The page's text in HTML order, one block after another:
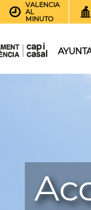
VALENCIA
AL
MINUTO